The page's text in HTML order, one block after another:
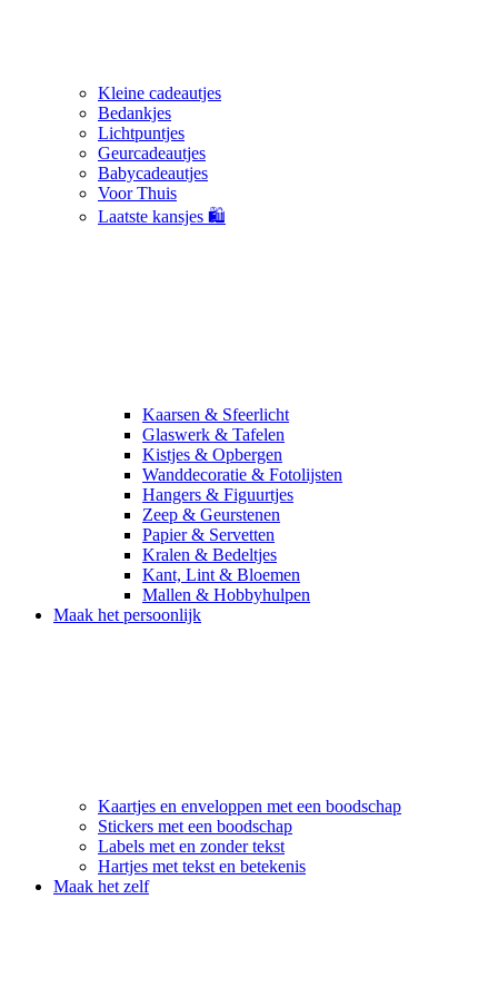
Kleine cadeautjes
Bedankjes
Lichtpuntjes
Geurcadeautjes
Babycadeautjes
Voor Thuis
Laatste kansjes 🛍️
Kaarsen & Sfeerlicht
Glaswerk & Tafelen
Kistjes & Opbergen
Wanddecoratie & Fotolijsten
Hangers & Figuurtjes
Zeep & Geurstenen
Papier & Servetten
Kralen & Bedeltjes
Kant, Lint & Bloemen
Mallen & Hobbyhulpen
Maak het persoonlijk
Kaartjes en enveloppen met een boodschap
Stickers met een boodschap
Labels met en zonder tekst
Hartjes met tekst en betekenis
Maak het zelf